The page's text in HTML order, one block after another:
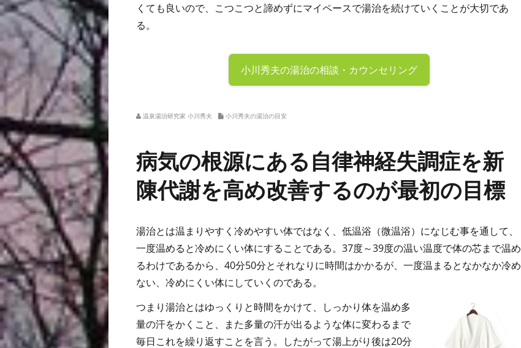
くても良いので、こつこつと諦めずにマイペースで湯治を続けていくことが大切であ
る。
小川秀夫の湯治の相談・カウンセリング
温泉湯治研究家 小川秀夫 小川秀夫の湯治の目安
病気の根源にある自律神経失調症を新
陳代謝を高め改善するのが最初の目標
湯治とは温まりやすく冷めやすい体ではなく、低温浴（微温浴）になじむ事を通して、
一度温めると冷めにくい体にすることである。37度～39度の温い温度で体の芯まで温め
るわけであるから、40分50分とそれなりに時間はかかるが、一度温まるとなかなか冷め
ない、冷めにくい体にしていくのである。
つまり湯治とはゆっくりと時間をかけて、しっかり体を温め多
量の汗をかくこと、また多量の汗が出るような体に変わるまで
毎日これを繰り返すことを言う。したがって湯上がり後は20分